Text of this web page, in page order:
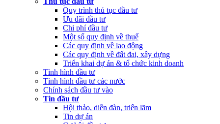
(Thứ Sáu, 24/02/2023 05:43) Việt Nam, Bỉ thúc đẩy hợp tác đổi
Quy trình thủ tục đầu tư
Ưu đãi đầu tư
Chi phí đầu tư
Một số quy định về thuế
Các quy định về lao động
Các quy định về đất đai, xây dựng
Triển khai dự án & tổ chức kinh doanh
Tình hình đầu tư
Tình hình đầu tư các nước
Chính sách đầu tư vào
Tin đầu tư
Hội thảo, diễn đàn, triển lãm
Tin dự án